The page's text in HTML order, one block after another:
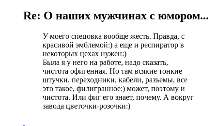
Re: О наших мужчинах с юмором...
У моего спецовка вообще жесть. Правда, с
красивой эмблемой:) а еще и респиратор в
некоторых цехах нужен:)
Была я у него на работе, надо сказать,
чистота офигенная. Но там всякие тонкие
штучки, переходники, кабели, разъемы, все
это такое, филигранное:) может, поэтому и
чистота. Или фиг его знает, почему. А вокруг
завода цветочки-розочки:)